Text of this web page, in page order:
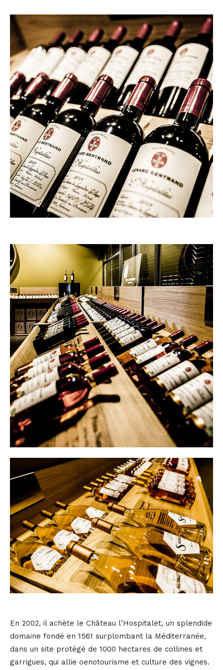
En 2002, il achète le Château l’Hospitalet, un splendide
domaine fondé en 1561 surplombant la Méditerranée,
dans un site protégé de 1000 hectares de collines et
garrigues, qui allie oenotourisme et culture des vignes.